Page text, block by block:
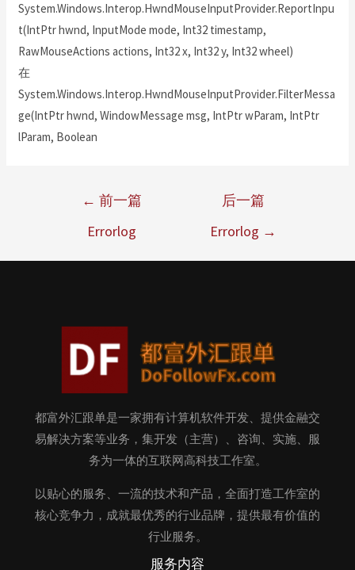
System.Windows.Interop.HwndMouseInputProvider.ReportInpu
t(IntPtr hwnd, InputMode mode, Int32 timestamp,
RawMouseActions actions, Int32 x, Int32 y, Int32 wheel)
在
System.Windows.Interop.HwndMouseInputProvider.FilterMessa
ge(IntPtr hwnd, WindowMessage msg, IntPtr wParam, IntPtr
lParam, Boolean
← 前一篇
Errorlog
后一篇
Errorlog →
都富外汇跟单是一家拥有计算机软件开发、提供金融交
易解决方案等业务，集开发（主营）、咨询、实施、服
务为一体的互联网高科技工作室。
以贴心的服务、一流的技术和产品，全面打造工作室的
核心竞争力，成就最优秀的行业品牌，提供最有价值的
行业服务。
服务内容